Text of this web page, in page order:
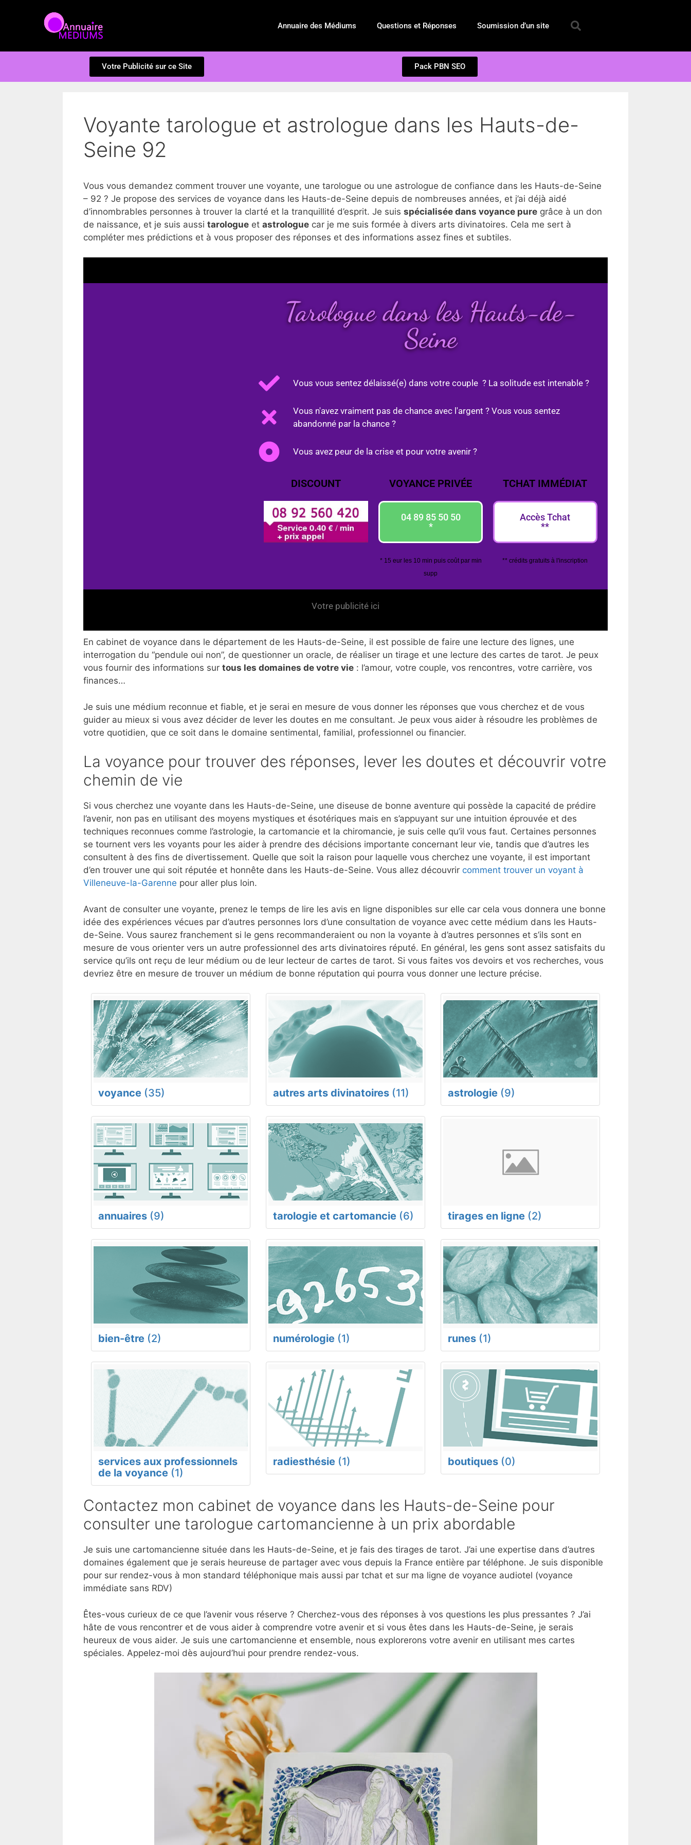
Annuaire des Médiums Questions et Réponses Soumission d’un site
Votre Publicité sur ce Site Pack PBN SEO
Voyante tarologue et astrologue dans les Hauts-de-
Seine 92
Vous vous demandez comment trouver une voyante, une tarologue ou une astrologue de confiance dans les Hauts-de-Seine
– 92 ? Je propose des services de voyance dans les Hauts-de-Seine depuis de nombreuses années, et j’ai déjà aidé
d’innombrables personnes à trouver la clarté et la tranquillité d’esprit. Je suis spécialisée dans voyance pure grâce à un don
de naissance, et je suis aussi tarologue et astrologue car je me suis formée à divers arts divinatoires. Cela me sert à
compléter mes prédictions et à vous proposer des réponses et des informations assez fines et subtiles.
Tarologue dans les Hauts-de-
Seine
Vous vous sentez délaissé(e) dans votre couple ? La solitude est intenable ?
Vous n'avez vraiment pas de chance avec l'argent ? Vous vous sentez
abandonné par la chance ?
Vous avez peur de la crise et pour votre avenir ?
DISCOUNT VOYANCE PRIVÉE
04 89 85 50 50
*
* 15 eur les 10 min puis coût par min
supp
TCHAT IMMÉDIAT
Accès Tchat
**
** crédits gratuits à l'inscription
Votre publicité ici
En cabinet de voyance dans le département de les Hauts-de-Seine, il est possible de faire une lecture des lignes, une
interrogation du “pendule oui non”, de questionner un oracle, de réaliser un tirage et une lecture des cartes de tarot. Je peux
vous fournir des informations sur tous les domaines de votre vie : l’amour, votre couple, vos rencontres, votre carrière, vos
finances…
Je suis une médium reconnue et fiable, et je serai en mesure de vous donner les réponses que vous cherchez et de vous
guider au mieux si vous avez décider de lever les doutes en me consultant. Je peux vous aider à résoudre les problèmes de
votre quotidien, que ce soit dans le domaine sentimental, familial, professionnel ou financier.
La voyance pour trouver des réponses, lever les doutes et découvrir votre
chemin de vie
Si vous cherchez une voyante dans les Hauts-de-Seine, une diseuse de bonne aventure qui possède la capacité de prédire
l’avenir, non pas en utilisant des moyens mystiques et ésotériques mais en s’appuyant sur une intuition éprouvée et des
techniques reconnues comme l’astrologie, la cartomancie et la chiromancie, je suis celle qu’il vous faut. Certaines personnes
se tournent vers les voyants pour les aider à prendre des décisions importante concernant leur vie, tandis que d’autres les
consultent à des fins de divertissement. Quelle que soit la raison pour laquelle vous cherchez une voyante, il est important
d’en trouver une qui soit réputée et honnête dans les Hauts-de-Seine. Vous allez découvrir comment trouver un voyant à
Villeneuve-la-Garenne pour aller plus loin.
Avant de consulter une voyante, prenez le temps de lire les avis en ligne disponibles sur elle car cela vous donnera une bonne
idée des expériences vécues par d’autres personnes lors d’une consultation de voyance avec cette médium dans les Hauts-
de-Seine. Vous saurez franchement si le gens recommanderaient ou non la voyante à d’autres personnes et s’ils sont en
mesure de vous orienter vers un autre professionnel des arts divinatoires réputé. En général, les gens sont assez satisfaits du
service qu’ils ont reçu de leur médium ou de leur lecteur de cartes de tarot. Si vous faites vos devoirs et vos recherches, vous
devriez être en mesure de trouver un médium de bonne réputation qui pourra vous donner une lecture précise.
voyance (35) autres arts divinatoires (11) astrologie (9)
annuaires (9) tarologie et cartomancie (6) tirages en ligne (2)
bien-être (2) numérologie (1) runes (1)
services aux professionnels
de la voyance (1)
radiesthésie (1) boutiques (0)
Contactez mon cabinet de voyance dans les Hauts-de-Seine pour
consulter une tarologue cartomancienne à un prix abordable
Je suis une cartomancienne située dans les Hauts-de-Seine, et je fais des tirages de tarot. J’ai une expertise dans d’autres
domaines également que je serais heureuse de partager avec vous depuis la France entière par téléphone. Je suis disponible
pour sur rendez-vous à mon standard téléphonique mais aussi par tchat et sur ma ligne de voyance audiotel (voyance
immédiate sans RDV)
Êtes-vous curieux de ce que l’avenir vous réserve ? Cherchez-vous des réponses à vos questions les plus pressantes ? J’ai
hâte de vous rencontrer et de vous aider à comprendre votre avenir et si vous êtes dans les Hauts-de-Seine, je serais
heureux de vous aider. Je suis une cartomancienne et ensemble, nous explorerons votre avenir en utilisant mes cartes
spéciales. Appelez-moi dès aujourd’hui pour prendre rendez-vous.